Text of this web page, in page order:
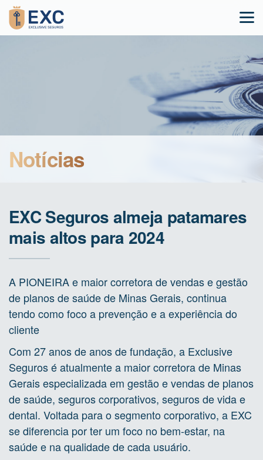
Notícias
EXC Seguros almeja patamares
mais altos para 2024
A PIONEIRA e maior corretora de vendas e gestão
de planos de saúde de Minas Gerais, continua
tendo como foco a prevenção e a experiência do
cliente
Com 27 anos de anos de fundação, a Exclusive
Seguros é atualmente a maior corretora de Minas
Gerais especializada em gestão e vendas de planos
de saúde, seguros corporativos, seguros de vida e
dental. Voltada para o segmento corporativo, a EXC
se diferencia por ter um foco no bem-estar, na
saúde e na qualidade de cada usuário.